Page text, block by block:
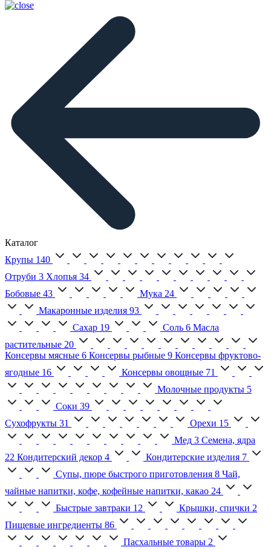
Каталог
Крупы 140
Отруби 3 Хлопья 34
Бобовые 43 Мука 24
Макаронные изделия 93
Сахар 19 Соль 6 Масла
растительные 20
Консервы мясные 6 Консервы рыбные 9 Консервы фруктово-
ягодные 16 Консервы овощные 71
Молочные продукты 5
Соки 39
Сухофрукты 31 Орехи 15
Мед 3 Семена, ядра
22 Кондитерский декор 4 Кондитерские изделия 7
Супы, пюре быстрого приготовления 8 Чай,
чайные напитки, кофе, кофейные напитки, какао 24
Быстрые завтраки 12 Крышки, спички 2
Пищевые ингредиенты 86
Пасхальные товары 2